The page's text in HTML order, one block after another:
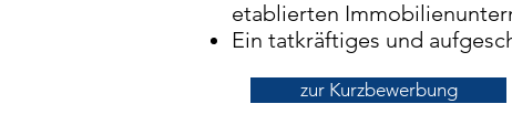
etablierten
Ein tatkräftiges und
zur Kurzbewerbung